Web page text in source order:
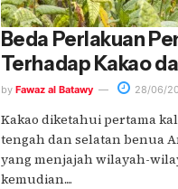
Beda Perlakuan
Terhadap Kakao
by Fawaz al Batawy 28/06/
Kakao diketahui pertama
tengah dan selatan benua
yang menjajah wilayah-
kemudian....